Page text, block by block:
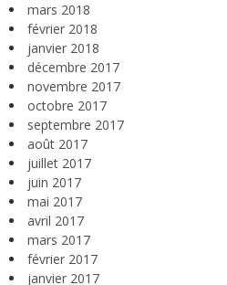
mars 2018
février 2018
janvier 2018
décembre 2017
novembre 2017
octobre 2017
septembre 2017
août 2017
juillet 2017
juin 2017
mai 2017
avril 2017
mars 2017
février 2017
janvier 2017